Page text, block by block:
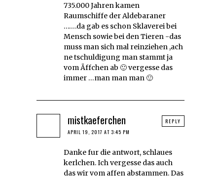
735.000 Jahren kamen
Raumschiffe der Aldebaraner
…….da gab es schon Sklaverei bei
Mensch sowie bei den Tieren -das
muss man sich mal reinziehen ,ach
ne tschuldigung man stammt ja
vom Äffchen ab 🙂 vergesse das
immer …man man man 🙂
mistkaeferchen
APRIL 19, 2017 AT 3:45 PM
Danke fur die antwort, schlaues
kerlchen. Ich vergesse das auch
das wir vom affen abstammen. Das
REPLY